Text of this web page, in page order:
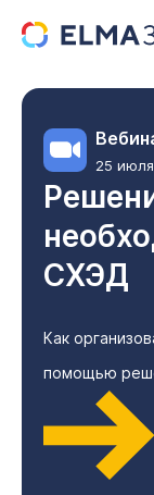
25
СХЭД
Как
помощью